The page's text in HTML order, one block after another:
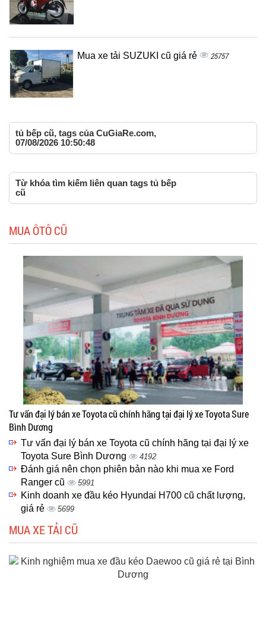
Mua xe tải SUZUKI cũ giá rẻ 25757
tủ bếp cũ, tags của CuGiaRe.com,
07/08/2026 10:50:48
Từ khóa tìm kiếm liên quan tags tủ bếp
cũ
MUA ÔTÔ CŨ
Tư vấn đại lý bán xe Toyota cũ chính hãng tại đại lý xe Toyota Sure
Bình Dương
Tư vấn đại lý bán xe Toyota cũ chính hãng tại đại lý xe
Toyota Sure Bình Dương
4192
Đánh giá nên chọn phiên bản nào khi mua xe Ford
Ranger cũ
5991
Kinh doanh xe đầu kéo Hyundai H700 cũ chất lượng,
giá rẻ
5699
MUA XE TẢI CŨ